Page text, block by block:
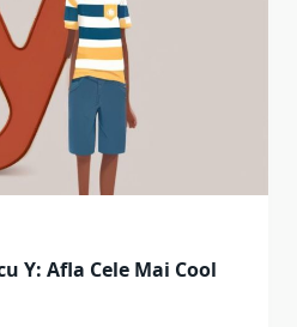
Y: Afla Cele Mai Cool